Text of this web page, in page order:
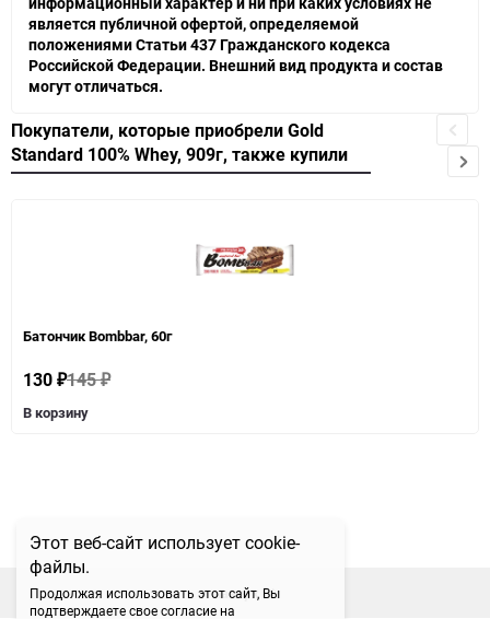
Этот веб-сайт использует cookie-
файлы.
Продолжая использовать этот сайт, Вы
подтверждаете свое согласие на
является публичной офертой, определяемой
положениями Статьи 437 Гражданского кодекса
Российской Федерации. Внешний вид продукта и состав
могут отличаться.
Покупатели, которые приобрели Gold
Standard 100% Whey, 909г, также купили
Батончик Bombbar, 60г
130 ₽145₽
В корзину
наверх